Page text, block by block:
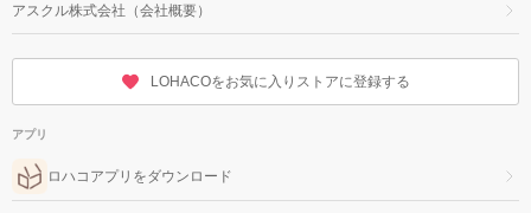
アスクル株式会社（会社概要）
LOHACOをお気に入りストアに登録する
アプリ
ロハコアプリをダウンロード